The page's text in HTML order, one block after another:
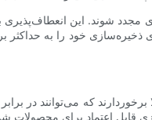
مجدد شوند. این
خود را به حداکثر
که می‌توانند در برابر